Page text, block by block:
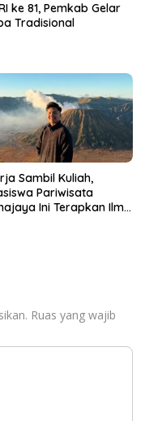
ke 81, Pemkab Gelar
Tradisional
Sambil Kuliah,
Pariwisata
Ini Terapkan Ilmu
Ruas yang wajib